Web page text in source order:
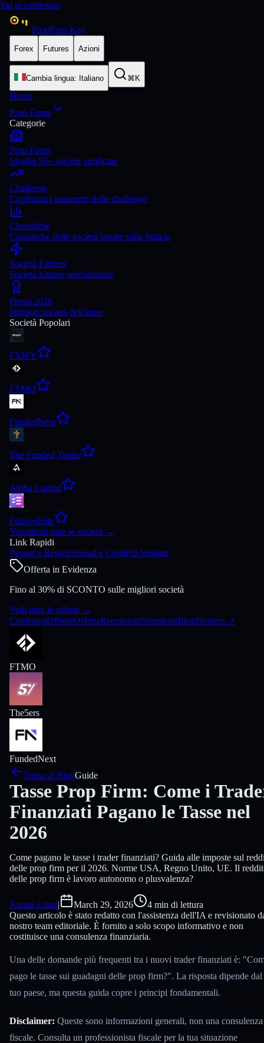
Vai al contenuto
PropFirm Key
Forex Futures Azioni
Cambia lingua: Italiano ⌘K
Home
Prop Firms
Categorie
Prop Firms
Sfoglia 50+ società verificate
Challenge
Confronta i parametri delle challenge
Classifiche
Classifiche delle società basate sulla fiducia
Società Futures
Società futures specializzate
Premi 2026
Migliori società dell'anno
Società Popolari
FXIFY
FTMO
FundedNext
The Funded Trader
Alpha Capital
FuturesElite
Visualizza tutte le società →
Link Rapidi
Payout e RegoleSpread e CostiPiù Venduti
Offerta in Evidenza
Fino al 30% di SCONTO sulle migliori società
Vedi tutte le offerte →
ConfrontaOfferteOffertaRecensioniStrumentiBlogBrokers ↗
FTMO
The5ers
FundedNext
Torna al BlogGuide
Tasse Prop Firm: Come i
Finanziati Pagano le Tasse nel
2026
Come pagano le tasse i trader finanziati? Guida alle imposte sul
delle prop firm per il 2026. Norme USA, Regno Unito, UE. Il
delle prop firm è lavoro autonomo o plusvalenza?
Kamal Lattai| March 29, 2026
4 min di lettura
Questo articolo è stato redatto con l'assistenza dell'IA e revisionato
nostro team editoriale. È fornito a solo scopo informativo e non
costituisce una consulenza finanziaria.
Una delle domande più frequenti tra i nuovi trader finanziati è:
pago le tasse sui guadagni delle prop firm?". La risposta dipende dal
tuo paese, ma questa guida copre i principi fondamentali.
Disclaimer: Queste sono informazioni generali, non una consulenza
fiscale. Consulta un professionista fiscale per la tua situazione